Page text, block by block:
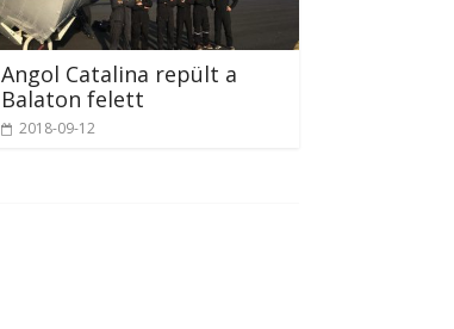
Angol Catalina repült a
Balaton felett
2018-09-12